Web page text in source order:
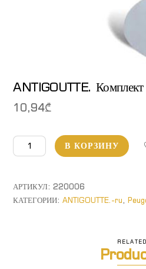
ANTIGOUTTE. Комплект
10,94₾
Количество
товара
Комплект
из
В КОРЗИНУ
АРТИКУЛ:220006
КАТЕГОРИИ:ANTIGOUTTE.-ru,
RELATED